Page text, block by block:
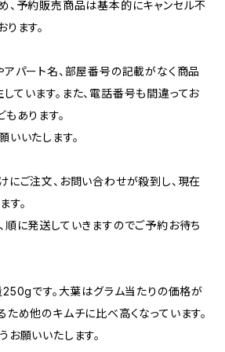
、予約販売商品は基本的にキャンセル不
ます。
パート名、部屋番号の記載がなく商品
ています。また、電話番号も間違ってお
あります。
いいたします。
にご注文、お問い合わせが殺到し、現在
す。
順に発送していきますのでご予約お待ち
です。大葉はグラム当たりの価格が
め他のキムチに比べ高くなっています。
お願いいたします。